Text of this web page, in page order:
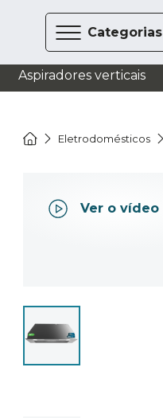
Categorias
Aspiradores verticais
Eletrodomésticos
Ver o vídeo